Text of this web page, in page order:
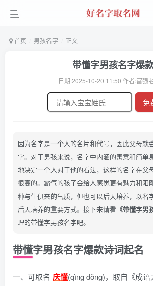
首页 男孩名字 正文
带懂字男孩名字爆
日期:2025-10-20 11:50 作者:富强
免
因为名字是一个人的名片和代号，因此父母就
字。对于男孩来说，名字中内涵的寓意和简单
地决定一个人对于他的看法，这样的名字在父
很高的。霸气的孩子会给人感觉更有魅力和阳
种与生俱来的气质，但也可以后天培养，以名
后天培养的重要方式。接下来请看 《带懂字男
理的带懂字男孩名字吧。
带懂字男孩名字爆款诗词起名
一、可取名 庆懂(qìng dǒng)， 取自《成